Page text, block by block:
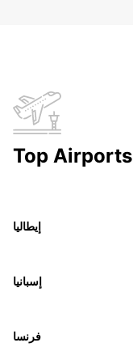
Top Airports
إيطاليا
إسبانيا
فرنسا